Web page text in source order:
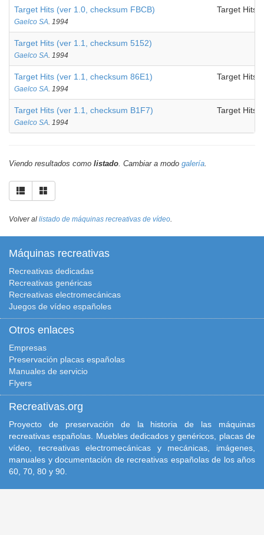
Target Hits (ver 1.0, checksum FBCB)
Gaelco SA. 1994
Target Hits
Target Hits (ver 1.1, checksum 5152)
Gaelco SA. 1994
Target Hits (ver 1.1, checksum 86E1)
Gaelco SA. 1994
Target Hits
Target Hits (ver 1.1, checksum B1F7)
Gaelco SA. 1994
Target Hits
Viendo resultados como listado. Cambiar a modo galería.
Volver al listado de máquinas recreativas de vídeo.
Máquinas recreativas
Recreativas dedicadas
Recreativas genéricas
Recreativas electromecánicas
Juegos de vídeo españoles
Otros enlaces
Empresas
Preservación placas españolas
Manuales de servicio
Flyers
Recreativas.org
Proyecto de preservación de la historia de las máquinas
recreativas españolas. Muebles dedicados y genéricos, placas de
vídeo, recreativas electromecánicas y mecánicas, imágenes,
manuales y documentación de recreativas españolas de los años
60, 70, 80 y 90.